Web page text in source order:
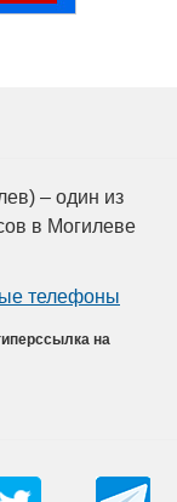
– один из
в Могилеве
телефоны
на